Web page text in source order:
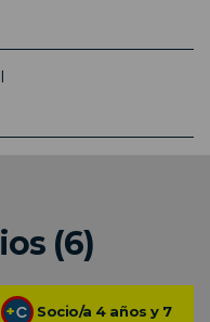
(6)
Socio/a 4 años y 7